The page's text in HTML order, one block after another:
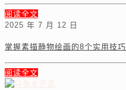
阅读全文
2025 年 7 月 12 日
掌握素描静物绘画的8个实用技巧
阅读全文